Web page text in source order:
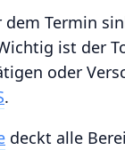
Termin
ist der
oder
.
deckt alle